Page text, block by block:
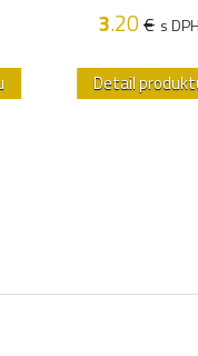
3.20€ s DPH
Detail